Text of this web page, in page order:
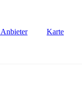
Karte